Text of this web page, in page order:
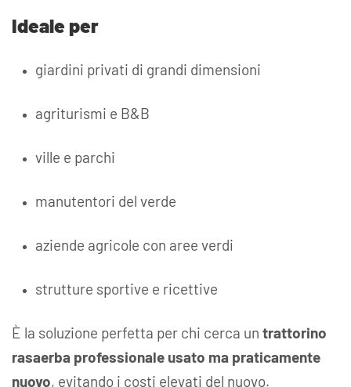
Ideale per
giardini privati di grandi dimensioni
agriturismi e B&B
ville e parchi
manutentori del verde
aziende agricole con aree verdi
strutture sportive e ricettive
È la soluzione perfetta per chi cerca un trattorino
rasaerba professionale usato ma praticamente
nuovo, evitando i costi elevati del nuovo.